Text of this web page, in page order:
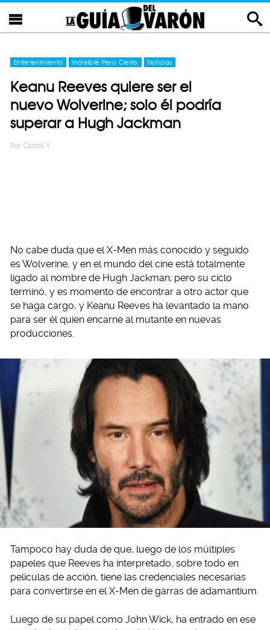
Entretenimiento Increíble Pero Cierto Noticias
Keanu Reeves quiere ser el
nuevo Wolverine; solo él podría
superar a Hugh Jackman
Por Carlos Y
No cabe duda que el X-Men más conocido y seguido
es Wolverine, y en el mundo del cine está totalmente
ligado al nombre de Hugh Jackman; pero su ciclo
terminó, y es momento de encontrar a otro actor que
se haga cargo, y Keanu Reeves ha levantado la mano
para ser él quien encarne al mutante en nuevas
producciones.
Tampoco hay duda de que, luego de los múltiples
papeles que Reeves ha interpretado, sobre todo en
películas de acción, tiene las credenciales necesarias
para convertirse en el X-Men de garras de adamantium.
Luego de su papel como John Wick, ha entrado en ese